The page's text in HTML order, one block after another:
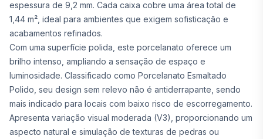
espessura de 9,2 mm. Cada caixa cobre uma área total de
1,44 m², ideal para ambientes que exigem sofisticação e
acabamentos refinados.
Com uma superfície polida, este porcelanato oferece um
brilho intenso, ampliando a sensação de espaço e
luminosidade. Classificado como Porcelanato Esmaltado
Polido, seu design sem relevo não é antiderrapante, sendo
mais indicado para locais com baixo risco de escorregamento.
Apresenta variação visual moderada (V3), proporcionando um
aspecto natural e simulação de texturas de pedras ou